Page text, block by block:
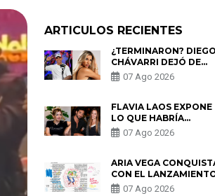
ARTICULOS RECIENTES
¿TERMINARON? DIEGO
CHÁVARRI DEJÓ DE
SEGUIR A GABRIELA
HERRERA Y ANUNCIA
07 Ago 2026
FLAVIA LAOS EXPONE
LO QUE HABRÍA
BUSCADO PABLO
HEREDIA CON ALE
PARTES QUERÍA EL
REMEMBER”
07 Ago 2026
ARIA VEGA
CON EL
DE “TOTOTO (+4)”
07 Ago 2026